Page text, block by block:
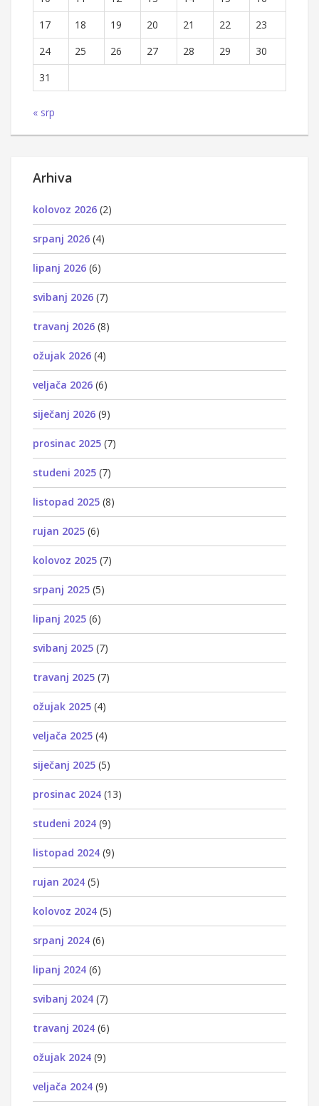
17
18 19 20 21 22
23
24
25 26 27 28 29
30
31
« srp
Arhiva
kolovoz 2026 (2)
srpanj 2026 (4)
lipanj 2026 (6)
svibanj 2026 (7)
travanj 2026 (8)
ožujak 2026 (4)
veljača 2026 (6)
siječanj 2026 (9)
prosinac 2025 (7)
studeni 2025 (7)
listopad 2025 (8)
rujan 2025 (6)
kolovoz 2025 (7)
srpanj 2025 (5)
lipanj 2025 (6)
svibanj 2025 (7)
travanj 2025 (7)
ožujak 2025 (4)
veljača 2025 (4)
siječanj 2025 (5)
prosinac 2024 (13)
studeni 2024 (9)
listopad 2024 (9)
rujan 2024 (5)
kolovoz 2024 (5)
srpanj 2024 (6)
lipanj 2024 (6)
svibanj 2024 (7)
travanj 2024 (6)
ožujak 2024 (9)
veljača 2024 (9)